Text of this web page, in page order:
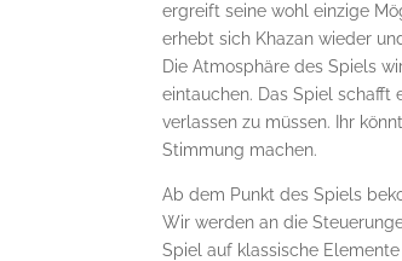
ergreift seine wohl einzige
erhebt sich Khazan wieder
Die Atmosphäre des Spiels
eintauchen. Das Spiel schafft
verlassen zu müssen. Ihr
Stimmung machen.
Ab dem Punkt des Spiels
Wir werden an die
Spiel auf klassische